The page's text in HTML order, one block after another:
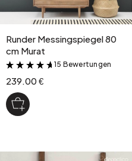
Runder Messingspiegel 80
cm Murat
&
15 Bewertungen
239.00 €